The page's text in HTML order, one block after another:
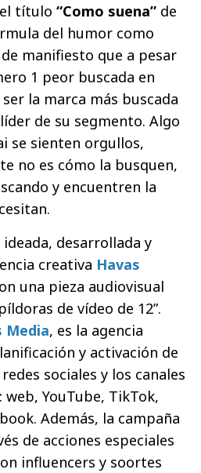
título “Como suena” de
del humor como
manifiesto que a pesar
1 peor buscada en
la marca más buscada
de su segmento. Algo
se sienten orgullos,
no es cómo la busquen,
y encuentren la
desarrollada y
creativa Havas
una pieza audiovisual
de vídeo de 12”.
Media, es la agencia
y activación de
sociales y los canales
YouTube, TikTok,
Además, la campaña
de acciones especiales
influencers y soortes